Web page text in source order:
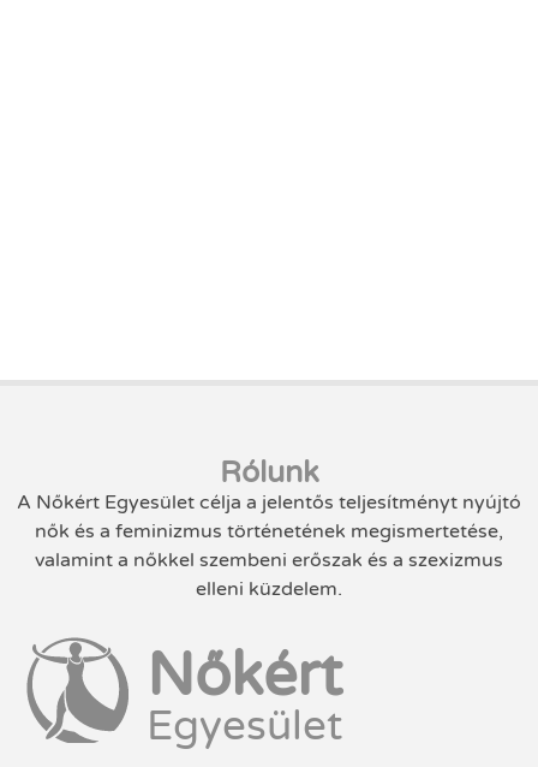
Rólunk
A Nőkért Egyesület célja a jelentős teljesítményt nyújtó
nők és a feminizmus történetének megismertetése,
valamint a nőkkel szembeni erőszak és a szexizmus
elleni küzdelem.
Nőkért
Egyesület